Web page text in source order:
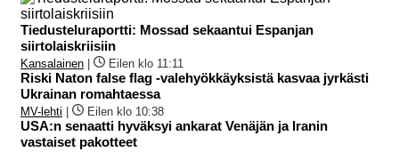
Tiedusteluraportti: Mossad sekaantui Espanjan
siirtolaiskriisiin
Kansalainen Eilen klo 11:11
Riski Naton false flag -valehyökkäyksistä kasvaa jyrkästi
Ukrainan romahtaessa
MV-lehti Eilen klo 10:38
USA:n senaatti hyväksyi ankarat Venäjän ja Iranin
vastaiset pakotteet